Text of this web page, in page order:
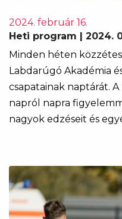
2024. február 16.
Heti program | 2024.
Minden héten
Labdarúgó Akadémia
csapatainak naptárát.
napról napra
nagyok edzéseit és